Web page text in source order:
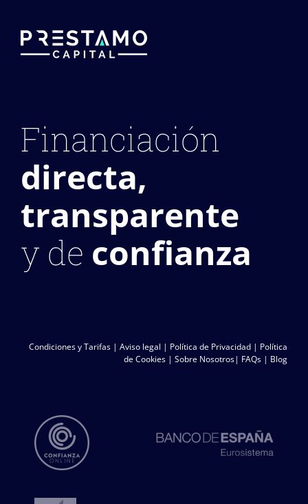
Financiación
directa,
transparente
y de confianza
Condiciones y Tarifas |Aviso legal | Política de Privacidad | Política
de Cookies |Sobre Nosotros| FAQs | Blog